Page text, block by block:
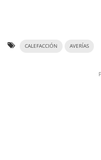
CALEFACCIÓN AVERÍAS